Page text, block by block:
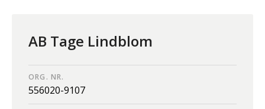
AB Tage Lindblom
ORG. NR.
556020-9107